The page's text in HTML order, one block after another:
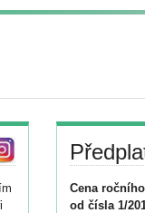
Cena
od čísla 1/